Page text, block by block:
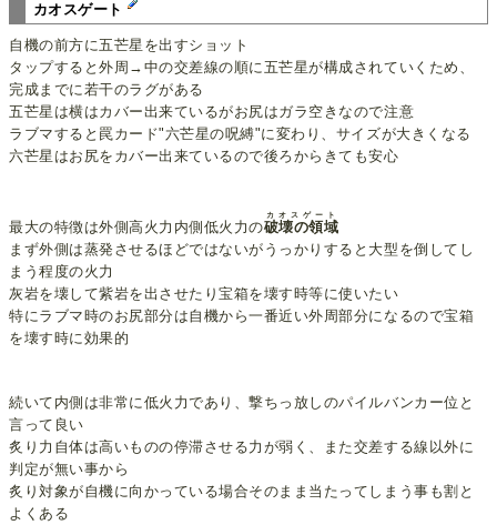
カオスゲート
自機の前方に五芒星を出すショット
タップすると外周→中の交差線の順に五芒星が構成されていくため、
完成までに若干のラグがある
五芒星は横はカバー出来ているがお尻はガラ空きなので注意
ラブマすると罠カード"六芒星の呪縛"に変わり、サイズが大きくなる
六芒星はお尻をカバー出来ているので後ろからきても安心
最大の特徴は外側高火力内側低火力の破壊の領域
カオスゲート
まず外側は蒸発させるほどではないがうっかりすると大型を倒してし
まう程度の火力
灰岩を壊して紫岩を出させたり宝箱を壊す時等に使いたい
特にラブマ時のお尻部分は自機から一番近い外周部分になるので宝箱
を壊す時に効果的
続いて内側は非常に低火力であり、撃ちっ放しのパイルバンカー位と
言って良い
炙り力自体は高いものの停滞させる力が弱く、また交差する線以外に
判定が無い事から
炙り対象が自機に向かっている場合そのまま当たってしまう事も割と
よくある